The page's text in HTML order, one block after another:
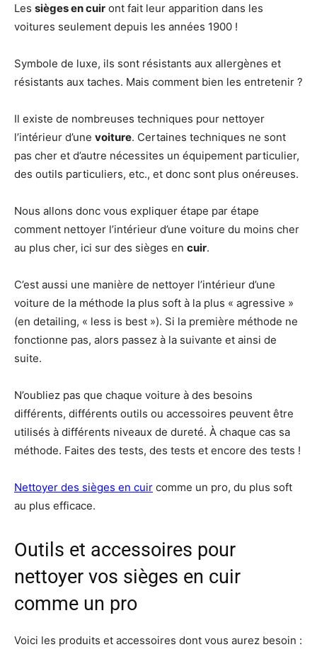
Les sièges en cuir ont fait leur apparition dans les
voitures seulement depuis les années 1900 !
Symbole de luxe, ils sont résistants aux allergènes et
résistants aux taches. Mais comment bien les entretenir ?
Il existe de nombreuses techniques pour nettoyer
l’intérieur d’une voiture. Certaines techniques ne sont
pas cher et d’autre nécessites un équipement particulier,
des outils particuliers, etc., et donc sont plus onéreuses.
Nous allons donc vous expliquer étape par étape
comment nettoyer l’intérieur d’une voiture du moins cher
au plus cher, ici sur des sièges en cuir.
C’est aussi une manière de nettoyer l’intérieur d’une
voiture de la méthode la plus soft à la plus « agressive »
(en detailing, « less is best »). Si la première méthode ne
fonctionne pas, alors passez à la suivante et ainsi de
suite.
N’oubliez pas que chaque voiture à des besoins
différents, différents outils ou accessoires peuvent être
utilisés à différents niveaux de dureté. À chaque cas sa
méthode. Faites des tests, des tests et encore des tests !
Nettoyer des sièges en cuir comme un pro, du plus soft
au plus efficace.
Outils et accessoires pour
nettoyer vos sièges en cuir
comme un pro
Voici les produits et accessoires dont vous aurez besoin :